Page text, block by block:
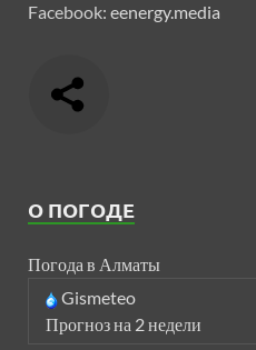
Facebook: eenergy.media
О ПОГОДЕ
Погода в Алматы
Gismeteo
Прогноз на 2 недели